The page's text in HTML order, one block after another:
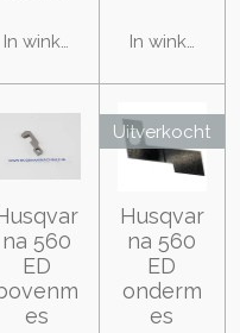
In winkelwagenIn
na 560
ED
es
Uitverkocht
Husqvar
na 560
ED
onderm
es